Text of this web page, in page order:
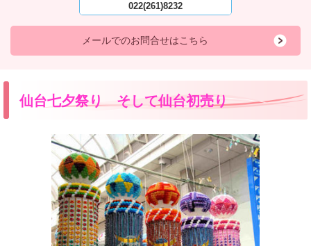
022(261)8232
メールでのお問合せはこちら
仙台七夕祭り そして仙台初売り